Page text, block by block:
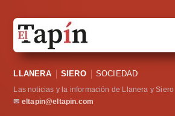
Sociedad
Política
LLANERA SIERO SOCIEDAD
Las noticias y la información de Llanera y Siero
✉ eltapin@eltapin.com